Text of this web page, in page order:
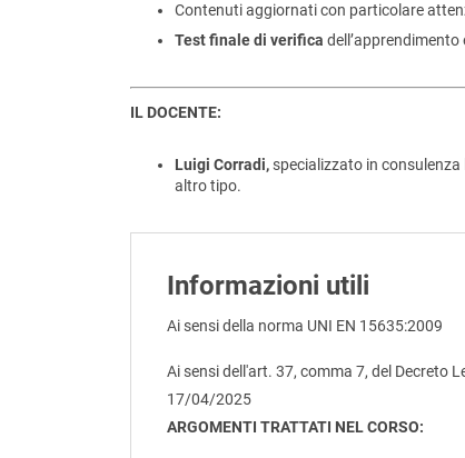
Contenuti aggiornati con particolare
Test finale di verifica
IL DOCENTE:
Luigi Corradi, specializzato in
altro tipo.
Informazioni utili
Ai sensi della norma UNI EN 15635:2009
Ai sensi dell'art. 37, comma 7, del Decreto
17/04/2025
ARGOMENTI TRATTATI NEL CORSO: